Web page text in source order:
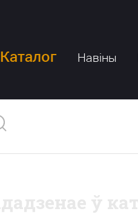
Каталог Навіны